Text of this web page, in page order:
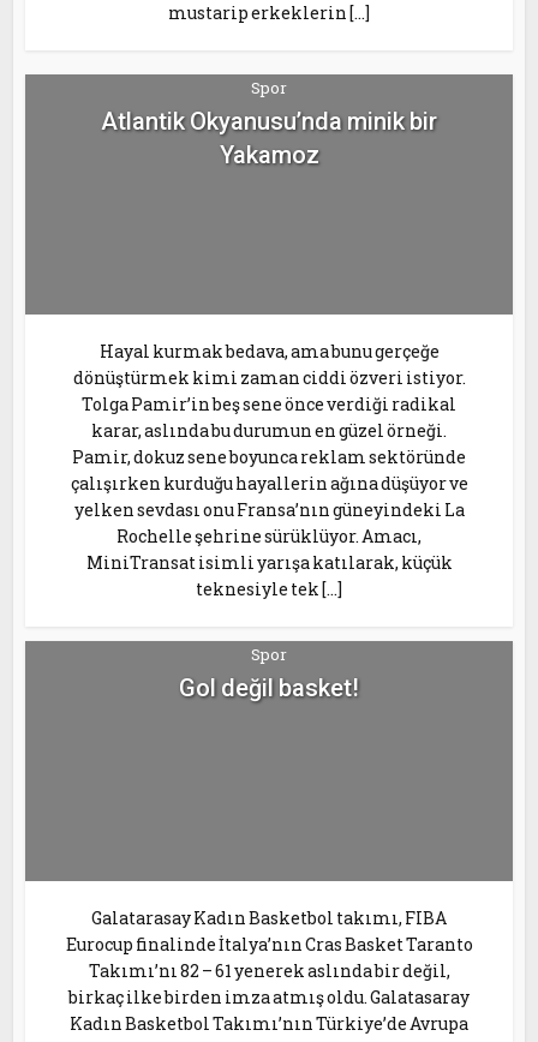
mustarip erkeklerin […]
Spor
Atlantik Okyanusu’nda minik bir
Yakamoz
Hayal kurmak bedava, ama bunu gerçeğe
dönüştürmek kimi zaman ciddi özveri istiyor.
Tolga Pamir’in beş sene önce verdiği radikal
karar, aslında bu durumun en güzel örneği.
Pamir, dokuz sene boyunca reklam sektöründe
çalışırken kurduğu hayallerin ağına düşüyor ve
yelken sevdası onu Fransa’nın güneyindeki La
Rochelle şehrine sürüklüyor. Amacı,
MiniTransat isimli yarışa katılarak, küçük
teknesiyle tek […]
Spor
Gol değil basket!
Galatarasay Kadın Basketbol takımı, FIBA
Eurocup finalinde İtalya’nın Cras Basket Taranto
Takımı’nı 82 – 61 yenerek aslında bir değil,
birkaç ilke birden imza atmış oldu. Galatasaray
Kadın Basketbol Takımı’nın Türkiye’de Avrupa